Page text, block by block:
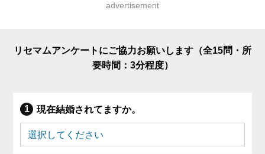
advertisement
リセマムアンケートにご協力お願いします（全15問・所
要時間：3分程度）
現在結婚されてますか。